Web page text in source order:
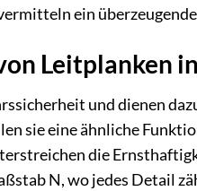
ein
Leitplanken
und dienen
sie eine ähnliche
die
N, wo jedes Detail